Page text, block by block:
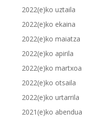
2022(e)ko uztaila
2022(e)ko ekaina
2022(e)ko maiatza
2022(e)ko apirila
2022(e)ko martxoa
2022(e)ko otsaila
2022(e)ko urtarrila
2021(e)ko abendua